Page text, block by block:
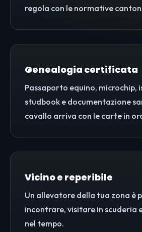
regola con le normative
Genealogia certificata
Passaporto equino, microchip,
studbook e documentazione
cavallo arriva con le carte in
Vicino e reperibile
Un allevatore della tua zona è
incontrare, visitare in scuderia
nel tempo.